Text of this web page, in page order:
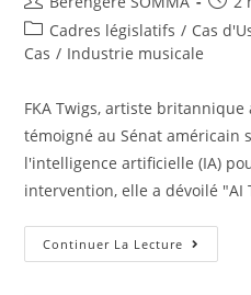
de
la
Post
category:
Cadres législatifs / Cas
Cas / Industrie musicale
FKA Twigs, artiste
témoigné au Sénat américain
l'intelligence artificielle (IA)
intervention, elle a dévoilé "AI
Continuer La Lecture AI
Twigs